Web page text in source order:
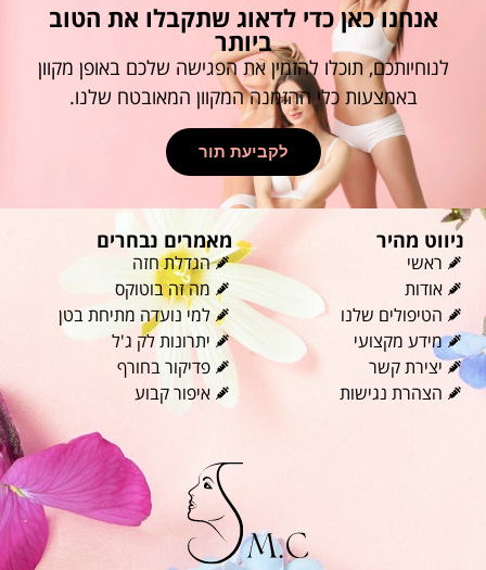
אנחנו כאן כדי לדאוג שתקבלו את הטוב
ביותר
לנוחיותכם, תוכלו להזמין את הפגישה שלכם באופן מקוון
באמצעות כלי ההזמנה המקוון המאובטח שלנו.
לקביעת תור
ניווט מהיר
ראשי
אודות
הטיפולים שלנו
מידע מקצועי
יצירת קשר
הצהרת נגישות
מאמרים נבחרים
הגדלת חזה
מה זה בוטוקס
למי נועדה מתיחת בטן
יתרונות לק ג'ל
פדיקור בחורף
איפור קבוע